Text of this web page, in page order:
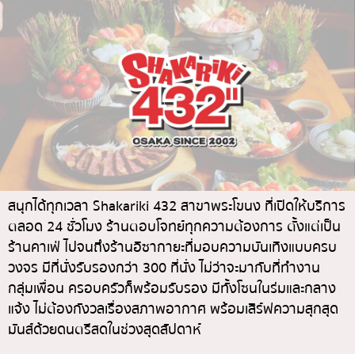
อิซากายะ
ปิ้งย่างญี่ปุ่น/ยากินิกุ
คัตสึด้ง/ทงคัตสึ
ชาบูชาบู/สุกี้ยากี้
แกงกะหรี่ญี่ปุ่น
ไก่ย่างเสียบไม้สไตล์ญี่ปุ่น
โซบะ/อุด้ง
ขนมหวานญี่ปุ่น
เทมปุระ
โอมากาเสะ
ร้านอาหารญี่ปุ่นระดับพรีเมียม
ซาชิมิ/อาหารทะเล
เจริญกรุง
ธนบุรี
สยาม
ทองหล่อ
เอกมัย
พร้อมพงษ์
อโศก
อารีย์
สีลม
สาทร
อ่อนนุช
พระราม 9
คอลัมน์ความรู้
บทความพิเศษ
บทความที่KOLแนะนำ
สนุกได้ทุกเวลา Shakariki 432 สาขาพระโขนง ที่เปิดให้บริการ
ตลอด 24 ชั่วโมง ร้านตอบโจทย์ทุกความต้องการ ตั้งแต่เป็น
ร้านคาเฟ่ ไปจนถึงร้านอิซากายะที่มอบความบันเทิงแบบครบ
วงจร มีที่นั่งรับรองกว่า 300 ที่นั่ง ไม่ว่าจะมากับที่ทำงาน
กลุ่มเพื่อน ครอบครัวก็พร้อมรับรอง มีทั้งโซนในร่มและกลาง
แจ้ง ไม่ต้องกังวลเรื่องสภาพอากาศ พร้อมเสิร์ฟความสุกสุด
มันส์ด้วยดนตรีสดในช่วงสุดสัปดาห์